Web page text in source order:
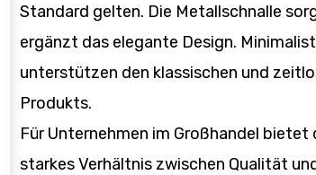
Standard gelten. Die Metallschnalle
ergänzt das elegante Design.
unterstützen den klassischen und
Produkts.
Für Unternehmen im Großhandel bietet
starkes Verhältnis zwischen Qualität